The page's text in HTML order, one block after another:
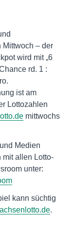
Mittwoch – der
wird mit „6
rd. 1 :
ist am
Lottozahlen
lotto.de mittwochs
Medien
mit allen Lotto-
unter:
kann süchtig
.